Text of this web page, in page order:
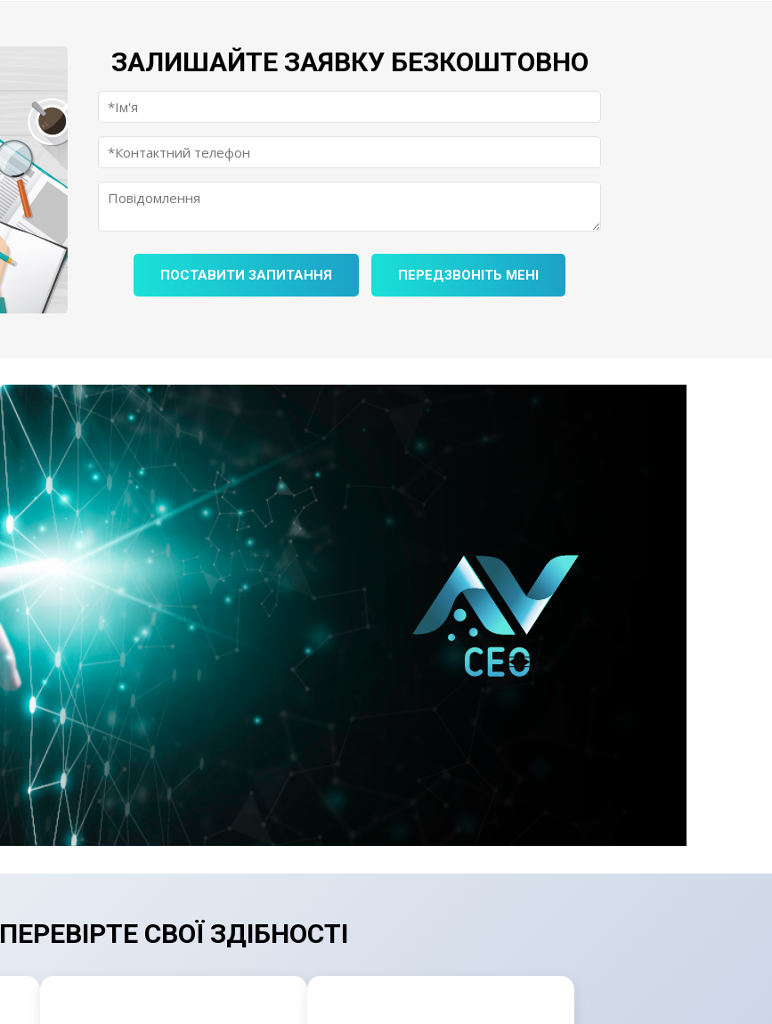
ЗАЛИШАЙТЕ ЗАЯВКУ БЕЗКОШТОВНО
ПОСТАВИТИ ЗАПИТАННЯ ПЕРЕДЗВОНІТЬ МЕНІ
ПЕРЕВІРТЕ СВОЇ ЗДІБНОСТІ